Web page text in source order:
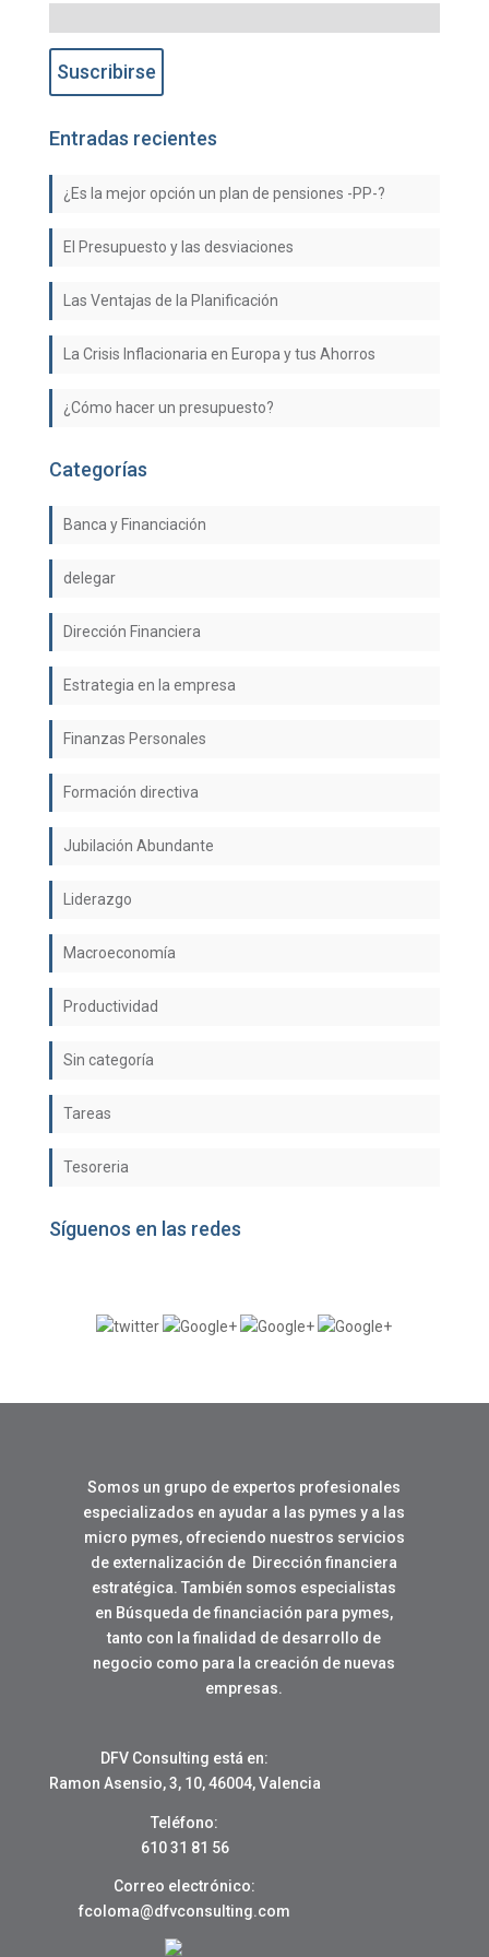
Entradas recientes
¿Es la mejor opción un plan de pensiones -PP-?
El Presupuesto y las desviaciones
Las Ventajas de la Planificación
La Crisis Inflacionaria en Europa y tus Ahorros
¿Cómo hacer un presupuesto?
Categorías
Banca y Financiación
delegar
Dirección Financiera
Estrategia en la empresa
Finanzas Personales
Formación directiva
Jubilación Abundante
Liderazgo
Macroeconomía
Productividad
Sin categoría
Tareas
Tesoreria
Síguenos en las redes
Somos un grupo de expertos profesionales
especializados en ayudar a las pymes y a las
micro pymes, ofreciendo nuestros servicios
de externalización de Dirección financiera
estratégica. También somos especialistas
en Búsqueda de financiación para pymes,
tanto con la finalidad de desarrollo de
negocio como para la creación de nuevas
empresas.
DFV Consulting está en:
Ramon Asensio, 3, 10, 46004, Valencia
Teléfono:
610 31 81 56
Correo electrónico:
fcoloma@dfvconsulting.com